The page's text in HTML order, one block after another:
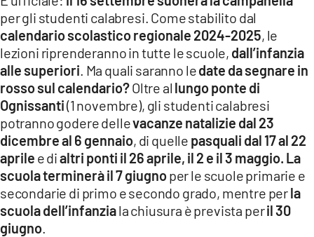
LACONAIR.IT
LACITYMAG.IT
ILREGGINO.IT
COSENZACHANNEL.IT
ILVIBONESE.IT
CATANZAROCHANNEL.IT
LACAPITALENEWS.IT
per gli studenti calabresi. Come stabilito dal
calendario scolastico regionale 2024-2025, le
lezioni riprenderanno in tutte le scuole, dall’infanzia
alle superiori . Ma quali saranno ledate da segnare in
rosso sul calendario?Oltre al lungo ponte di
Ognissanti(1 novembre), gli studenti calabresi
potranno godere dellevacanze natalizie dal 23
dicembre al 6 gennaio, di quelle pasquali dal 17 al 22
aprile e dialtri ponti il 26 aprile, il 2 e il 3 maggio. La
scuola terminerà il 7 giugnoper le scuole primarie e
secondarie di primo e secondo grado, mentre perla
scuola dell’infanziala chiusura è prevista peril 30
giugno